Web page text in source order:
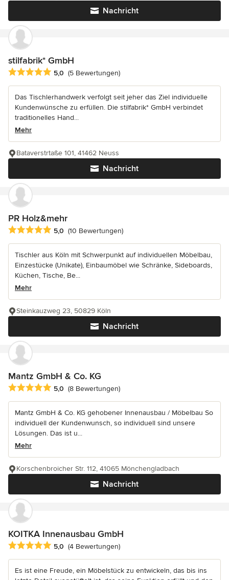
Nachricht
stilfabrik* GmbH
Durchschnittliche Bewertung: 5 von 5 Sternen
5,0 (5 Bewertungen)
Das Tischlerhandwerk verfolgt seit jeher das Ziel individuelle
Kundenwünsche zu erfüllen. Die stilfabrik* GmbH verbindet
traditionelles Hand...
Mehr
Nachricht
Bataverstrtaße 101, 41462 Neuss
PR Holz&mehr
Durchschnittliche Bewertung: 5 von 5 Sternen
5,0 (10 Bewertungen)
Tischler aus Köln mit Schwerpunkt auf individuellen Möbelbau,
Einzestücke (Unikate), Einbaumöbel wie Schränke, Sideboards,
Küchen, Tische, Be...
Mehr
Nachricht
Steinkauzweg 23, 50829 Köln
Mantz GmbH & Co. KG
Durchschnittliche Bewertung: 5 von 5 Sternen
5,0 (8 Bewertungen)
Mantz GmbH & Co. KG gehobener Innenausbau / Möbelbau So
individuell der Kundenwunsch, so individuell sind unsere
Lösungen. Das ist u...
Mehr
Nachricht
Korschenbroicher Str. 112, 41065 Mönchengladbach
KOITKA Innenausbau GmbH
Durchschnittliche Bewertung: 5 von 5 Sternen
5,0 (4 Bewertungen)
Es ist eine Freude, ein Möbelstück zu entwickeln, das bis ins